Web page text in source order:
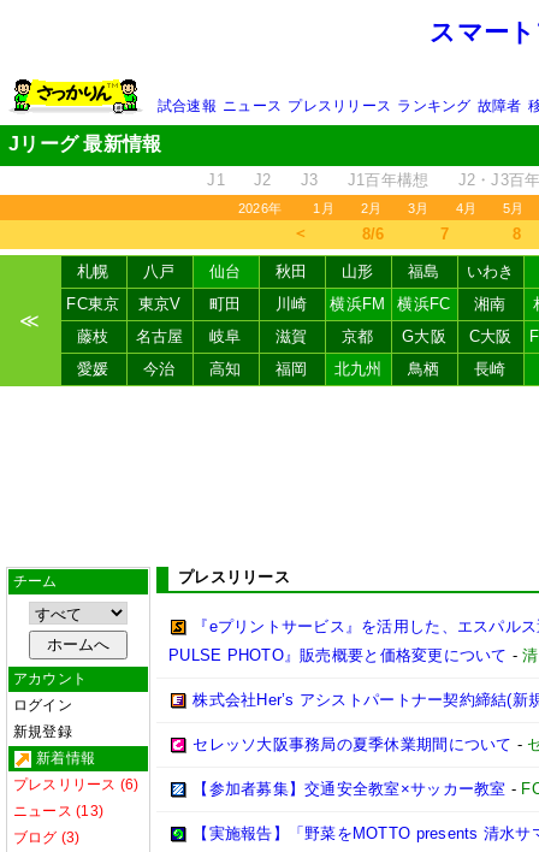
スマー
試合速報 ニュース プレスリリース ランキング 故障者
Jリーグ 最新情報
J1 J2 J3 J1百年構想 J2・J3百
2026年 1月 2月 3月 4月 5月
＜ 8/6 7 8
≪
札幌 八戸 仙台 秋田 山形 福島
いわき
FC東京
東京V 町田 川崎 横浜FM 横浜FC 湘南
藤枝
名古屋 岐阜 滋賀 京都 G大阪 C大阪
愛媛
今治 高知 福岡 北九州 鳥栖 長崎
チーム
アカウント
ログイン
新規登録
新着情報
プレスリリース (6)
ニュース (13)
ブログ (3)
プレスリリース
『eプリントサービス』を活用した、エスパル
PULSE PHOTO』販売概要と価格変更について -
株式会社Her’s アシストパートナー契約締結(新
セレッソ大阪事務局の夏季休業期間について -
【参加者募集】交通安全教室×サッカー教室 -
【実施報告】「野菜をMOTTO presents 清水